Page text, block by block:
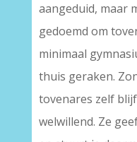
aangeduid, maar
gedoemd om
minimaal
thuis geraken.
tovenares zelf
welwillend. Ze